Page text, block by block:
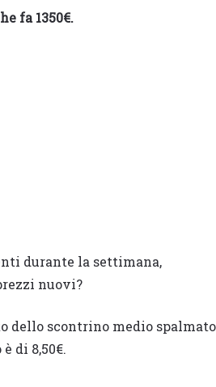
fa 1350€.
durante la settimana,
nuovi?
dello scontrino medio spalmato
di 8,50€.